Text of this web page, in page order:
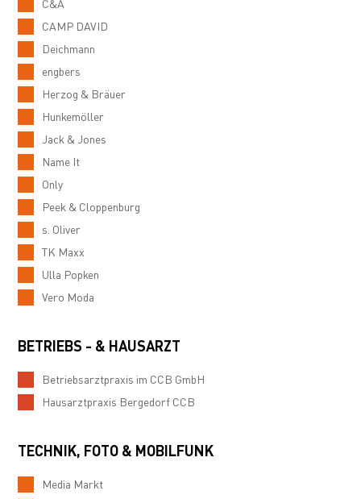
C&A
CAMP DAVID
Deichmann
engbers
Herzog & Bräuer
Hunkemöller
Jack & Jones
Name It
Only
Peek & Cloppenburg
s. Oliver
TK Maxx
Ulla Popken
Vero Moda
BETRIEBS - & HAUSARZT
Betriebsarztpraxis im CCB GmbH
Hausarztpraxis Bergedorf CCB
TECHNIK, FOTO & MOBILFUNK
Media Markt